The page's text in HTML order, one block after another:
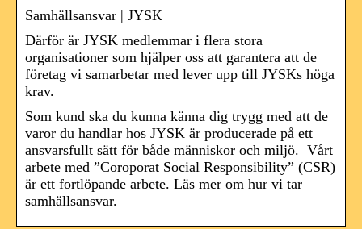
Samhällsansvar | JYSK
Därför är JYSK medlemmar i flera stora
organisationer som hjälper oss att garantera att de
företag vi samarbetar med lever upp till JYSKs höga
krav.
Som kund ska du kunna känna dig trygg med att de
varor du handlar hos JYSK är producerade på ett
ansvarsfullt sätt för både människor och miljö. Vårt
arbete med ”Coroporat Social Responsibility” (CSR)
är ett fortlöpande arbete. Läs mer om hur vi tar
samhällsansvar.